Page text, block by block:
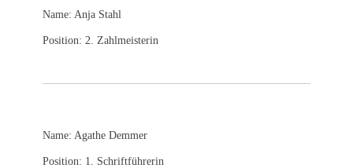
Name: Anja Stahl
Position: 2. Zahlmeisterin
Name: Agathe Demmer
Position: 1. Schriftführerin